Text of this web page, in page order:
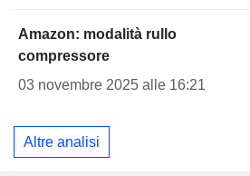
Amazon: modalità rullo
compressore
03 novembre 2025 alle 16:21
Altre analisi